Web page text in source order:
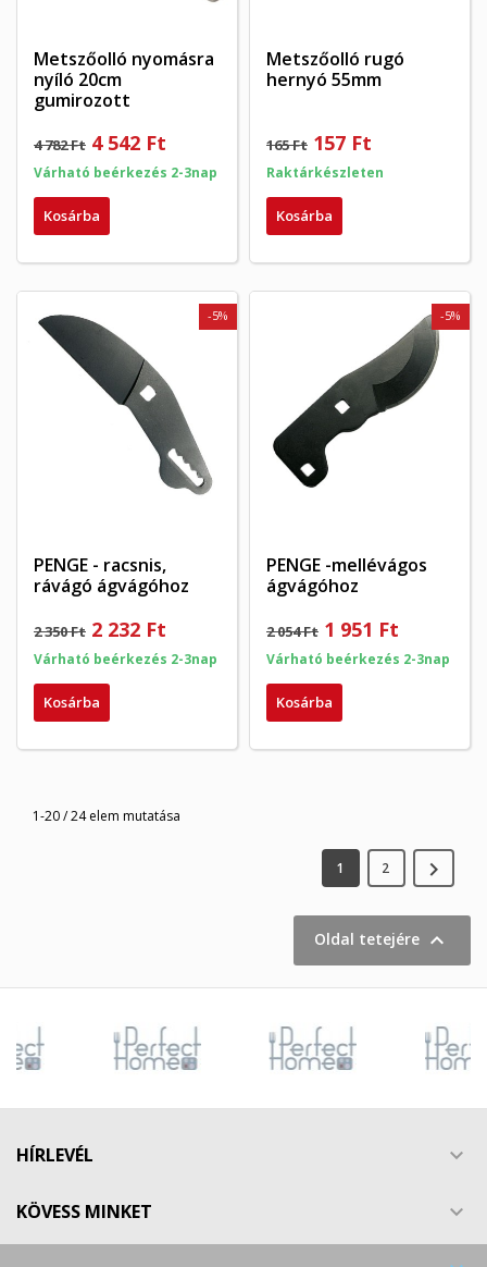
Metszőolló nyomásra
nyíló 20cm
gumirozott
4 782 Ft 4 542 Ft
Várható beérkezés 2-3nap
Kosárba
Metszőolló rugó
hernyó 55mm
165 Ft 157 Ft
Raktárkészleten
Kosárba
PENGE - racsnis,
rávágó ágvágóhoz
2 350 Ft
-5%
2 232 Ft
Várható beérkezés 2-3nap
Kosárba
PENGE -mellévágos
ágvágóhoz
2 054 Ft
-5%
1 951 Ft
Várható beérkezés 2-3nap
Kosárba
1-20 / 24 elem mutatása
1 2 
Oldal tetejére 
HÍRLEVÉL 
KÖVESS MINKET 